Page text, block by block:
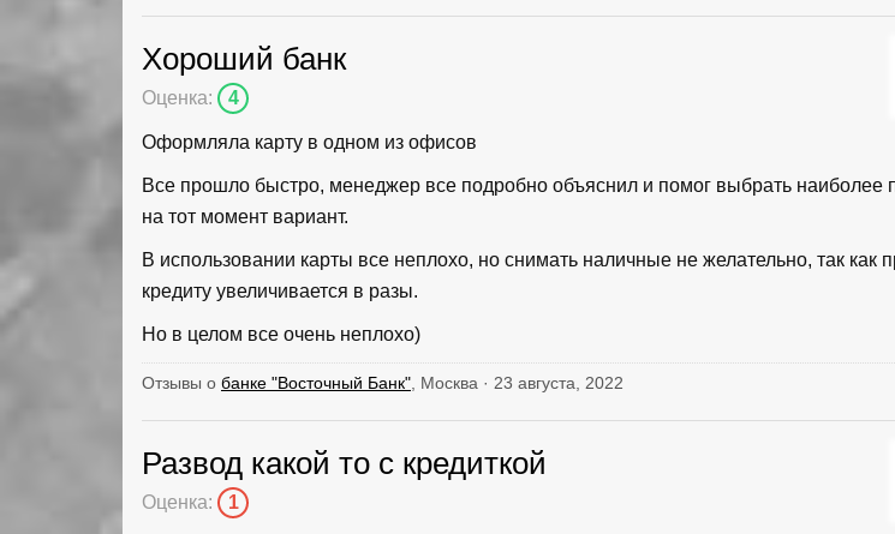
Хороший банк
Оценка: 4
Оформляла карту в одном из офисов
Все прошло быстро, менеджер все подробно объяснил и помог выбрать наиболее
на тот момент вариант.
В использовании карты все неплохо, но снимать наличные не желательно, так как
кредиту увеличивается в разы.
Но в целом все очень неплохо)
Отзывы о банке "Восточный Банк" , Москва · 23 августа, 2022
Развод какой то с кредиткой
Оценка: 1